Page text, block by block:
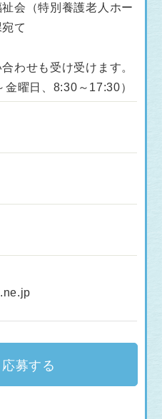
会（特別養護老人ホー
て
わせも受け受けます。
金曜日、8:30～17:30）
応募する